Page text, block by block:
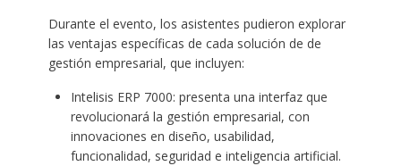
Durante el evento, los asistentes pudieron explorar
las ventajas específicas de cada solución de de
gestión empresarial, que incluyen:
Intelisis ERP 7000: presenta una interfaz que
revolucionará la gestión empresarial, con
innovaciones en diseño, usabilidad,
funcionalidad, seguridad e inteligencia artificial.